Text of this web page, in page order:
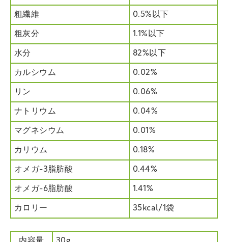
粗繊維 0.5%以下
粗灰分 1.1%以下
水分 82%以下
カルシウム 0.02%
リン 0.06%
ナトリウム 0.04%
マグネシウム 0.01%
カリウム 0.18%
オメガ-3脂肪酸 0.44%
オメガ-6脂肪酸 1.41%
カロリー 35kcal/1袋